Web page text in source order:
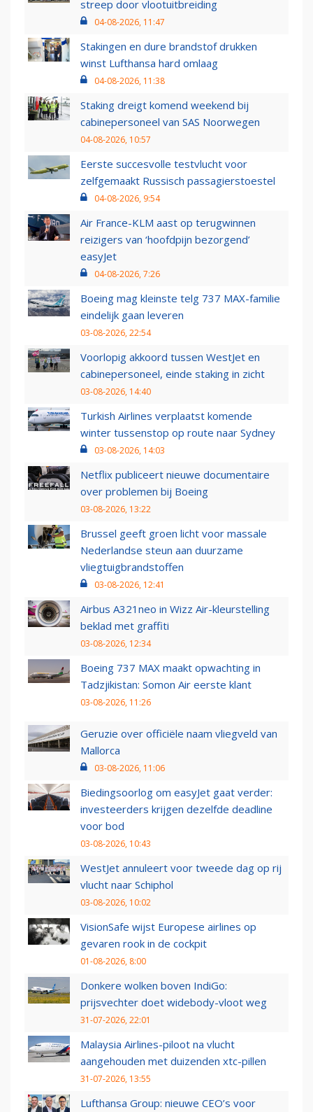
streep door vlootuitbreiding
04-08-2026, 11:47
Stakingen en dure brandstof drukken
winst Lufthansa hard omlaag
04-08-2026, 11:38
Staking dreigt komend weekend bij
cabinepersoneel van SAS Noorwegen
04-08-2026, 10:57
Eerste succesvolle testvlucht voor
zelfgemaakt Russisch passagierstoestel
04-08-2026, 9:54
Air France-KLM aast op terugwinnen
reizigers van ‘hoofdpijn bezorgend’
easyJet
04-08-2026, 7:26
Boeing mag kleinste telg 737 MAX-familie
eindelijk gaan leveren
03-08-2026, 22:54
Voorlopig akkoord tussen WestJet en
cabinepersoneel, einde staking in zicht
03-08-2026, 14:40
Turkish Airlines verplaatst komende
winter tussenstop op route naar Sydney
03-08-2026, 14:03
Netflix publiceert nieuwe documentaire
over problemen bij Boeing
03-08-2026, 13:22
Brussel geeft groen licht voor massale
Nederlandse steun aan duurzame
vliegtuigbrandstoffen
03-08-2026, 12:41
Airbus A321neo in Wizz Air-kleurstelling
beklad met graffiti
03-08-2026, 12:34
Boeing 737 MAX maakt opwachting in
Tadzjikistan: Somon Air eerste klant
03-08-2026, 11:26
Geruzie over officiële naam vliegveld van
Mallorca
03-08-2026, 11:06
Biedingsoorlog om easyJet gaat verder:
investeerders krijgen dezelfde deadline
voor bod
03-08-2026, 10:43
WestJet annuleert voor tweede dag op rij
vlucht naar Schiphol
03-08-2026, 10:02
VisionSafe wijst Europese airlines op
gevaren rook in de cockpit
01-08-2026, 8:00
Donkere wolken boven IndiGo:
prijsvechter doet widebody-vloot weg
31-07-2026, 22:01
Malaysia Airlines-piloot na vlucht
aangehouden met duizenden xtc-pillen
31-07-2026, 13:55
Lufthansa Group: nieuwe CEO’s voor